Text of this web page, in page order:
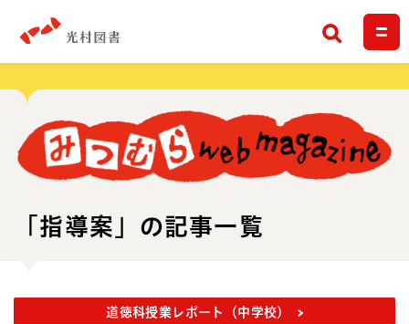
検索
「指導案」の記事一覧
道徳科授業レポート（中学校）